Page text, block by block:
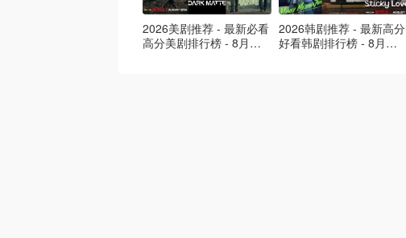
2026美剧推荐 - 最新必看
高分美剧排行榜 - 8月最
2026韩剧推荐 - 最新高分
好看韩剧排行榜 - 8月最